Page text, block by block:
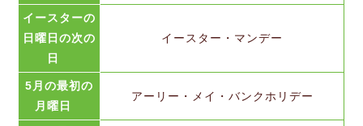
イースターの
日曜日の次の
日
イースター・マンデー
5月の最初の
月曜日
アーリー・メイ・バンクホリデー